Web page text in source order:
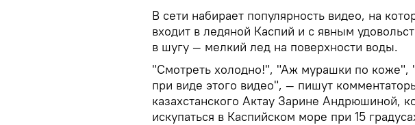
В сети набирает популярность видео, на
входит в ледяной Каспий и с явным
в шугу — мелкий лед на поверхности воды.
"Смотреть холодно!", "Аж мурашки по коже",
при виде этого видео", — пишут
казахстанского Актау Зарине Андрюшиной,
искупаться в Каспийском море при 15